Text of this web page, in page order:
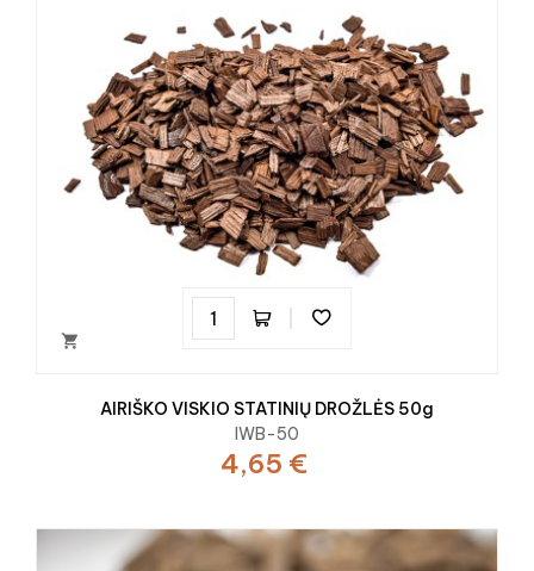

AIRIŠKO VISKIO STATINIŲ DROŽLĖS 50g
IWB-50
4,65 €